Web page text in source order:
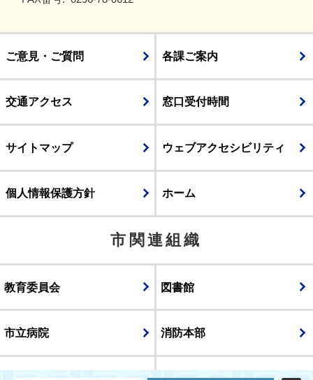
ご意見・ご質問 各課ご案内
交通アクセス 窓口受付時間
サイトマップ ウェブアクセシビリティ
個人情報保護方針 ホーム
市関連組織
教育委員会 図書館
市立病院 消防本部